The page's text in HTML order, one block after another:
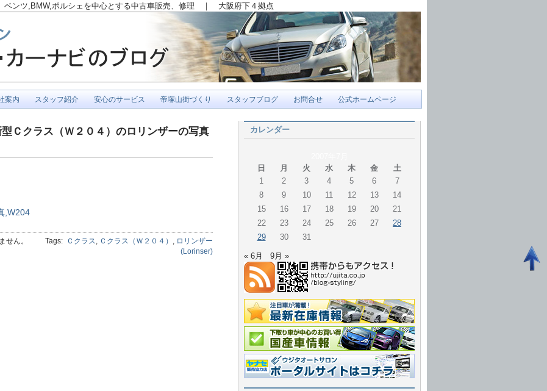
ンツ,BMW,ポルシェを中心とする中古車販売、修理 ｜ 大阪府下４拠点
案内 スタッフ紹介 安心のサービス 帝塚山街づくり スタッフブログ お問合せ 公式ホームページ
Ｃクラス（Ｗ２０４）のロリンザーの写真
せん。 Tags: Ｃクラス, Ｃクラス（Ｗ２０４） , ロリンザー
(Lorinser)
カレンダー
日
月 火 水 木 金
土
1
2 3 4 5 6
7
8
9 10 11 12 13
14
15
16 17 18 19 20
21
22
23 24 25 26 27
28
29
30 31
« 6月 9月 »
在庫情報一覧を見る
国産車情報